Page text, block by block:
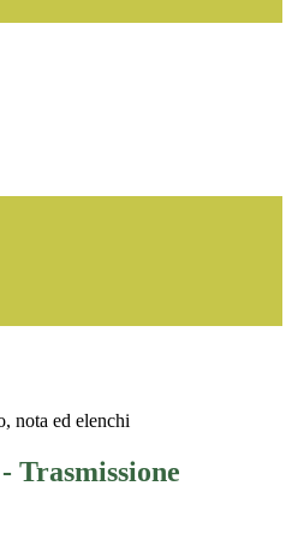
nota ed elenchi
Trasmissione